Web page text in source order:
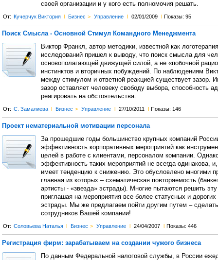
своей организации и у кого есть полномочия решать.
От: Кучерчук Виктория l Бизнес > Управление l 02/01/2009 l Показы: 95
Поиск Смысла - Основной Стимул Командного Менеджмента
Виктор Франкл, автор методики, известной как
исследований пришел к выводу, что поиск смысла для
основополагающей движущей силой, а не «побочной
инстинктов и вторичных побуждений. По наблюдениям
между стимулом и ответной реакцией существует зазор.
зазор оставляет человеку свободу выбора, способность
реагировать на обстоятельства.
От: С. Замалиева l Бизнес > Управление l 27/10/2011 l Показы: 146
Проект нематериальной мотивации персонала
За прошедшие годы большинство крупных компаний
эффективность корпоративных мероприятий как
целей в работе с клиентами, персоналом компании.
эффективность таких мероприятий не всегда одинакова,
имеет тенденцию к снижению. Это обусловлено многими
главная из которых – схематическая повторяемость
артисты - «звезда» эстрады). Многие пытаются решить
приглашая на мероприятия все более статусных и дорогих
эстрады. Мы же предлагаем пойти другим путем –
сотрудников Вашей компании!
От: Соловьева Наталья l Бизнес > Управление l 24/04/2007 l Показы: 446
Регистрация фирм: зарабатываем на создании чужого бизнеса
По данным Федеральной налоговой службы, в России